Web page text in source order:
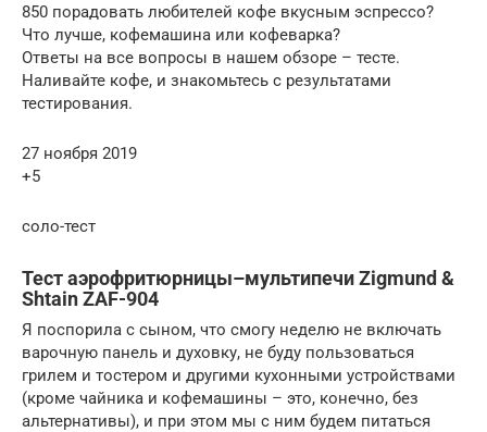
850 порадовать любителей кофе вкусным эспрессо?
Что лучше, кофемашина или кофеварка?
Ответы на все вопросы в нашем обзоре – тесте.
Наливайте кофе, и знакомьтесь с результатами
тестирования.
27 ноября 2019
+5
соло-тест
Тест аэрофритюрницы–мультипечи Zigmund &
Shtain ZAF-904
Я поспорила с сыном, что смогу неделю не включать
варочную панель и духовку, не буду пользоваться
грилем и тостером и другими кухонными устройствами
(кроме чайника и кофемашины – это, конечно, без
альтернативы), и при этом мы с ним будем питаться